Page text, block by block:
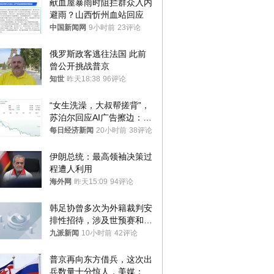
献血屋暴雨时阻拦群众入内
避雨？山西忻州血站回应
中国新闻网 9小时前 23评论
俄罗斯政客逃往法国 此前
曾公开挑战普京
知世 昨天18:38 96评论
“女生洗澡，大叔帮搓背”，
苏泊尔回应AI广告擦边：视
频全下架，已强化内容管理
每日经济新闻 20小时前 38评论
伊朗总统：最高领袖决策过
程遭人利用
海外网 昨天15:09 94评论
韩足协曾多次为外籍裁判安
排性招待，涉及世预赛和奥
预赛，韩足协回应
九派新闻 10小时前 42评论
普京再向东方借兵，这次出
兵数量十分惊人，美媒：俄